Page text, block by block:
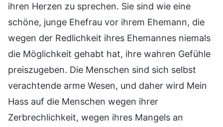
ihren Herzen zu sprechen. Sie sind wie eine
schöne, junge Ehefrau vor ihrem Ehemann, die
wegen der Redlichkeit ihres Ehemannes niemals
die Möglichkeit gehabt hat, ihre wahren Gefühle
preiszugeben. Die Menschen sind sich selbst
verachtende arme Wesen, und daher wird Mein
Hass auf die Menschen wegen ihrer
Zerbrechlichkeit, wegen ihres Mangels an